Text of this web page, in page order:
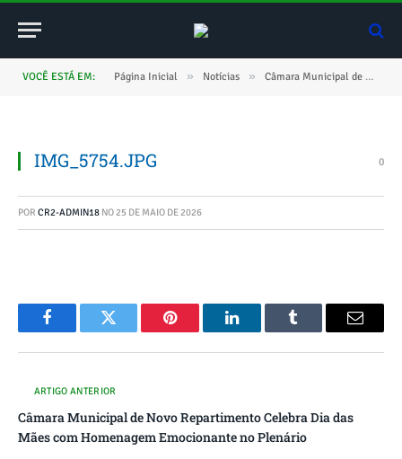
VOCÊ ESTÁ EM: Página Inicial » Notícias » Câmara Municipal de Novo Repartimento Celebra Dia das Mães com Homenagem Emocionante no Plenário
IMG_5754.JPG 0
POR CR2-ADMIN18 NO25 DE MAIO DE 2026
FacebookTwitter Pinterest O
Tumblr
E-
ARTIGO ANTERIOR
Câmara Municipal de Novo Repartimento Celebra Dia das
Mães com Homenagem Emocionante no Plenário